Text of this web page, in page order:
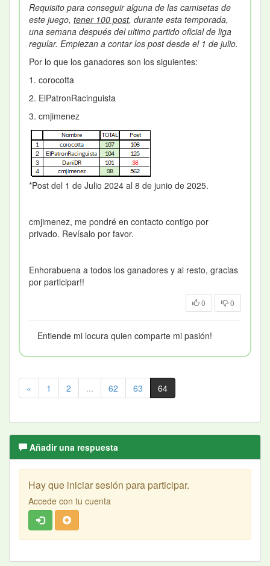
Requisito para conseguir alguna de las camisetas de
este juego, tener 100 post, durante esta temporada,
una semana después del ultimo partido oficial de liga
regular. Empiezan a contar los post desde el 1 de julio.
Por lo que los ganadores son los siguientes:
1. corocotta
2. ElPatronRacinguista
3. cmjimenez
*Post del 1 de Julio 2024 al 8 de junio de 2025.
cmjimenez, me pondré en contacto contigo por
privado. Revísalo por favor.
Enhorabuena a todos los ganadores y al resto, gracias
por participar!!
0 0
Entiende mi locura quien comparte mi pasión!
« 1 2 ... 62 63 64
Añadir una respuesta
Hay que iniciar sesión para participar.
Accede con tu cuenta